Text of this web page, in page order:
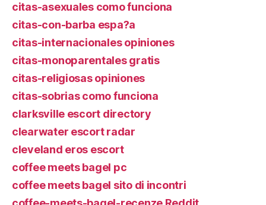
citas-asexuales como funciona
citas-con-barba espa?a
citas-internacionales opiniones
citas-monoparentales gratis
citas-religiosas opiniones
citas-sobrias como funciona
clarksville escort directory
clearwater escort radar
cleveland eros escort
coffee meets bagel pc
coffee meets bagel sito di incontri